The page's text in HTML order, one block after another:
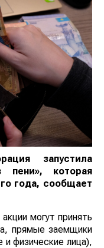
запустила
которая
года, сообщает
могут принять
прямые заемщики
и физические лица),